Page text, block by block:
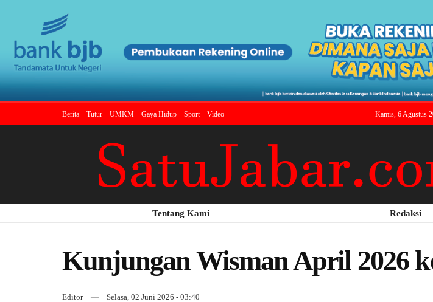
Berita Tutur UMKM Gaya Hidup Sport Video Kamis, 6 Agustus
Tentang Kami Redaksi
Kunjungan Wisman April 2026
Editor Selasa, 02 Juni 2026 - 03:40